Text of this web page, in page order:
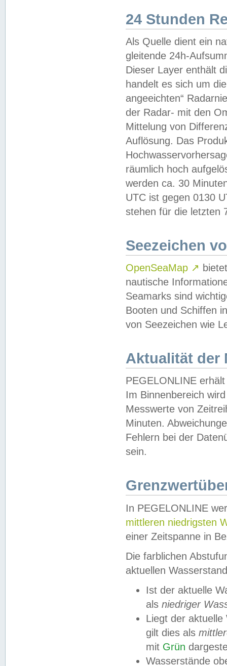
24 Stunden
Als Quelle dient ein
gleitende 24h-
Dieser Layer enthält
handelt es sich um
angeeichten“
der Radar- mit den
Mittelung von
Auflösung. Das
räumlich hoch
werden ca. 30
UTC ist gegen 0130
stehen für die letzten
Seezeichen
OpenSeaMap ↗
nautische
Seamarks sind
Booten und Schiffen
von Seezeichen wie
Aktualität der
PEGELONLINE
Im Binnenbereich
Messwerte von
Minuten.
Fehlern bei der
sein.
In PEGELONLINE
mittleren niedrigsten
einer Zeitspanne in
Die farblichen
aktuellen
Ist der aktuelle
als niedriger
Liegt der
gilt dies als
mit Grün
Wasserstände